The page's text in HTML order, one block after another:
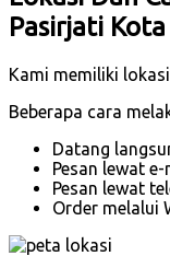
Pasirjati
Kami memiliki
Beberapa cara
Datang
Pesan lewat e-
Pesan lewat
Order melalui